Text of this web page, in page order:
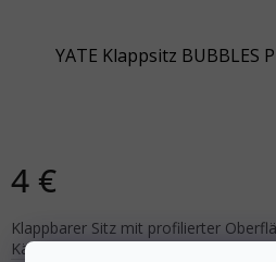
YATE Klappsitz BUBBLES
4 €
Klappbarer Sitz mit profilierter
Kälte, Feuchtigkeit, Schmutz und